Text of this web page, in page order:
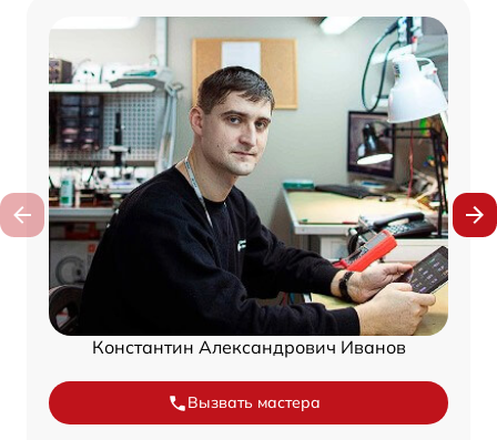
Константин Александрович Иванов
Вызвать мастера